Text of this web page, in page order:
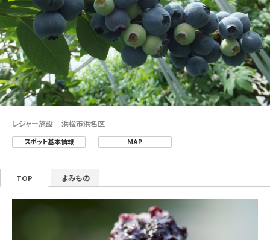
レジャー施設 浜松市浜名区
スポット基本情報 MAP
TOP よみもの